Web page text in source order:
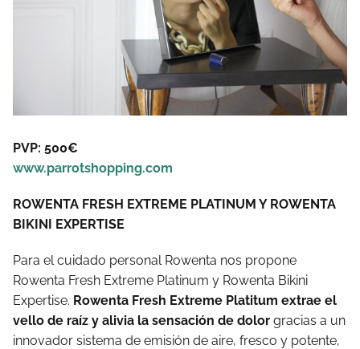
PVP: 500€
www.parrotshopping.com
ROWENTA FRESH EXTREME PLATINUM Y ROWENTA
BIKINI EXPERTISE
Para el cuidado personal Rowenta nos propone
Rowenta Fresh Extreme Platinum y Rowenta Bikini
Expertise. Rowenta Fresh Extreme Platitum extrae el
vello de raíz y alivia la sensación de dolor gracias a un
innovador sistema de emisión de aire, fresco y potente,